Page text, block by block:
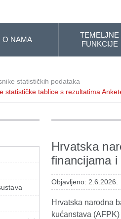
O NAMA
TEMELJNE
FUNKCIJE
statističkih podataka
statističke tablice s rezultatima
Hrvatska
financijama
Objavljeno: 2.6.2026.
Hrvatska narodna
kućanstava